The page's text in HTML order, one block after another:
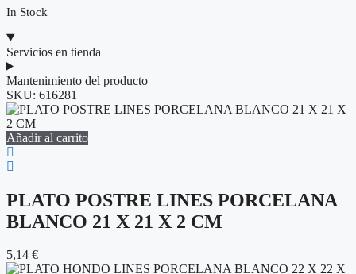
In Stock
Servicios en tienda
Mantenimiento del producto
SKU: 616281
Añadir al carrito
PLATO POSTRE LINES PORCELANA
BLANCO 21 X 21 X 2 CM
5,14 €